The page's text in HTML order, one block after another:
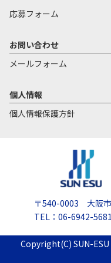
応募フォーム
お問い合わせ
メールフォーム
個人情報
個人情報保護方針
〒540-0003 大阪
TEL：06-6942-
Copyright(C) SUN-ESU